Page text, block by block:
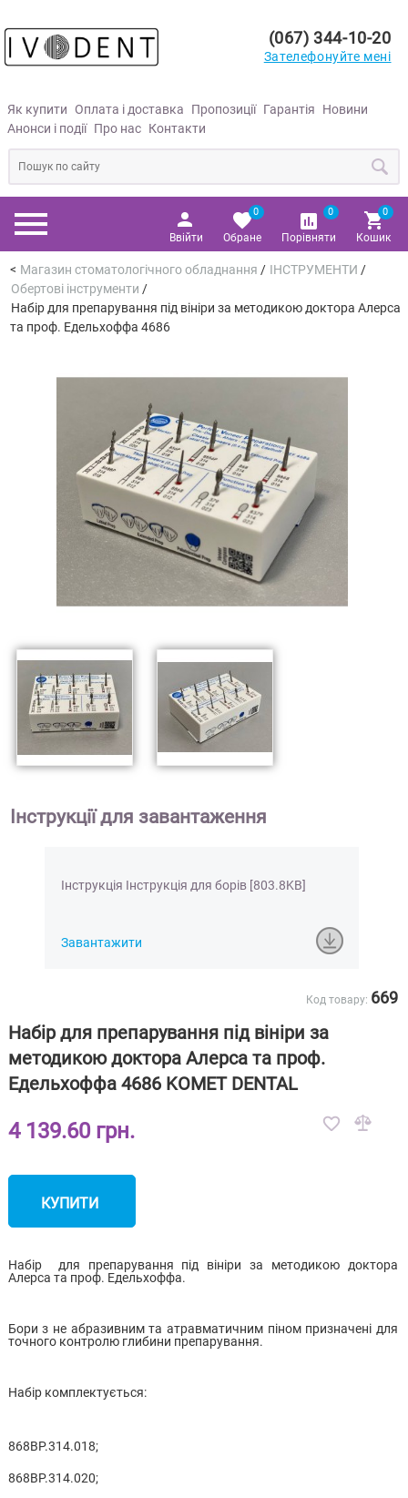
Як купити Оплата і доставка Пропозиції Гарантія
Новини
Анонси і події Про нас Контакти
(067) 344-10-20
Зателефонуйте мені
Ввійти Обране
0
Порівняти
0
Кошик
0
Магазин стоматологічного обладнання / ІНСТРУМЕНТИ /
Обертові інструменти /
Набір для препарування під вініри за методикою доктора Алерса
та проф. Едельхоффа 4686
Інструкції для завантаження
Інструкція Інструкція для борів [803.8KB]
Завантажити
Код товару: 669
Набір для препарування під вініри за
методикою доктора Алерса та проф.
Едельхоффа 4686 KOMET DENTAL
4 139.60 грн.
КУПИТИ
Набір для препарування під вініри за методикою доктора
Алерса та проф. Едельхоффа.
Бори з не абразивним та атравматичним піном призначені для
точного контролю глибини препарування.
Набір комплектується:
868BP.314.018;
868BP.314.020;